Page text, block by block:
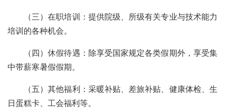
（三）在职培训：提供院级、所级有关专业与技术能力
培训的各种机会。
（四）休假待遇：除享受国家规定各类假期外，享受集
中带薪寒暑假假期。
（五）其他福利：采暖补贴、差旅补贴、健康体检、生
日蛋糕卡、工会福利等。